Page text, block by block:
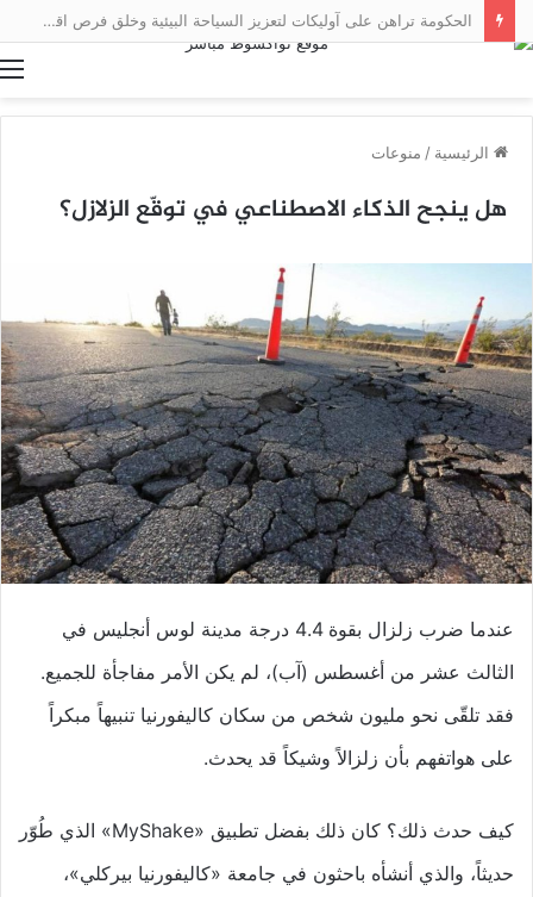
الحكومة تراهن على آوليكات لتعزيز السياحة البيئية وخلق فرص اقتصادية محلية
الرئيسية / منوعات
هل ينجح الذكاء الاصطناعي في توقّع الزلازل؟
عندما ضرب زلزال بقوة 4.4 درجة مدينة لوس أنجليس في
الثالث عشر من أغسطس (آب)، لم يكن الأمر مفاجأة للجميع.
فقد تلقّى نحو مليون شخص من سكان كاليفورنيا تنبيهاً مبكراً
على هواتفهم بأن زلزالاً وشيكاً قد يحدث.
كيف حدث ذلك؟ كان ذلك بفضل تطبيق «MyShake» الذي طُوّر
حديثاً، والذي أنشأه باحثون في جامعة «كاليفورنيا بيركلي»،